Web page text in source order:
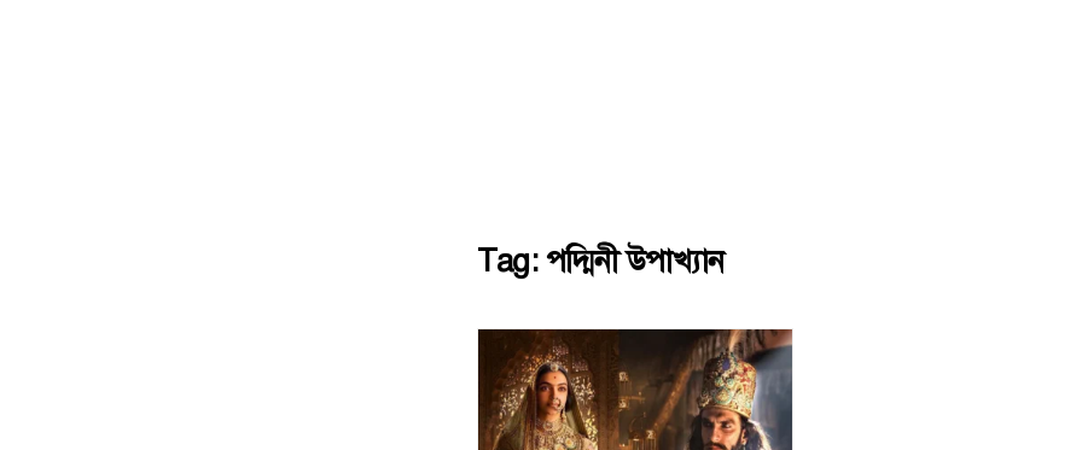
Tag:পদ্মিনী উপাখ্যান